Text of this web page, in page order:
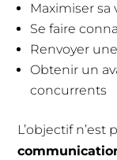
Maximiser sa
Se faire
Renvoyer
Obtenir un
concurrents
L’objectif n’est